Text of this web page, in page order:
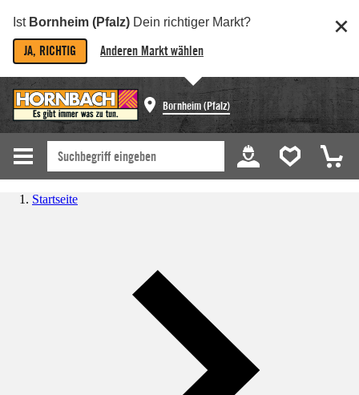
Ist Bornheim (Pfalz) Dein richtiger Markt?
JA, RICHTIG Anderen Markt wählen
Bornheim (Pfalz)
Startseite